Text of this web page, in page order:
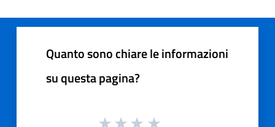
Quanto sono chiare le informazioni
su questa pagina?